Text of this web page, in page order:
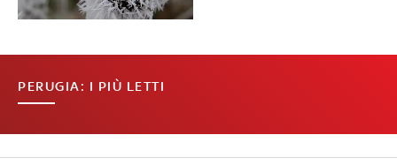
PERUGIA: I PIÙ LETTI